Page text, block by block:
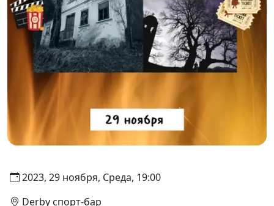
2023, 29 ноября, Среда, 19:00
Derby спорт-бар